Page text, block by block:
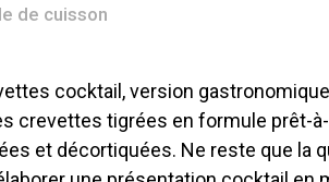
de cuisson
cocktail, version
crevettes tigrées en formule prêt-
et décortiquées. Ne reste que la